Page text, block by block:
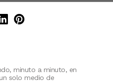
Instagram
en X (Twitter)
en TikTok
de Minuto30 en
Minuto30 en LinkedIn
Minuto30 en
minuto a minuto, en
solo medio de